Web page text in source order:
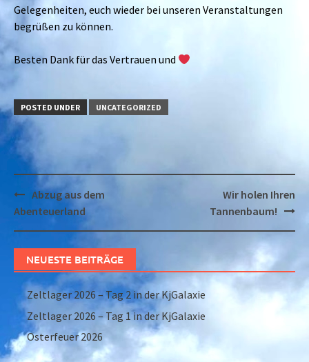
Gelegenheiten, euch wieder bei unseren Veranstaltungen
begrüßen zu können.
Besten Dank für das Vertrauen und
POSTED UNDER UNCATEGORIZED
Post
navigation
Abzug aus dem
Abenteuerland
Wir holen Ihren
Tannenbaum!
NEUESTE BEITRÄGE
Zeltlager 2026 – Tag 2 in der KjGalaxie
Zeltlager 2026 – Tag 1 in der KjGalaxie
Osterfeuer 2026